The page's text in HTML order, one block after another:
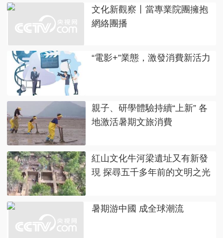
文化新觀察丨當專業院團擁抱
網絡團播
“電影+”業態，激發消費新活力
親子、研學體驗持續“上新” 各
地激活暑期文旅消費
紅山文化牛河梁遺址又有新發
現 探尋五千多年前的文明之光
暑期游中國 成全球潮流